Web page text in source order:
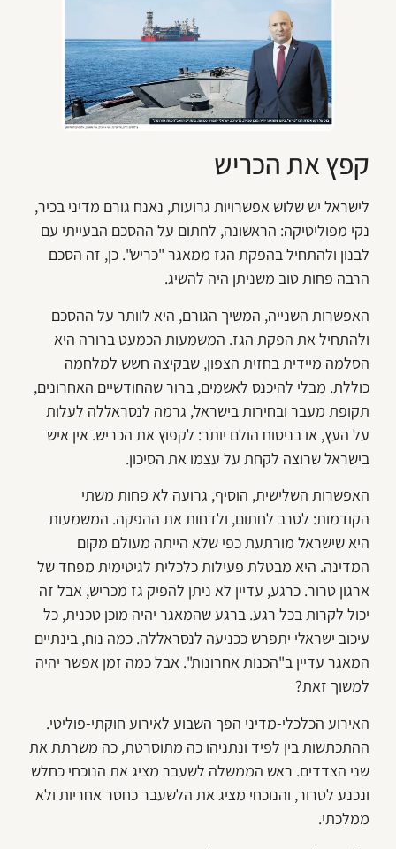
קפץ את הכריש
לישראל יש שלוש אפשרויות גרועות, נאנח גורם מדיני בכיר,
נקי מפוליטיקה: הראשונה, לחתום על ההסכם הבעייתי עם
לבנון ולהתחיל בהפקת הגז ממאגר "כריש". כן, זה הסכם
הרבה פחות טוב משניתן היה להשיג.
האפשרות השנייה, המשיך הגורם, היא לוותר על ההסכם
ולהתחיל את הפקת הגז. המשמעות הכמעט ברורה היא
הסלמה מיידית בחזית הצפון, שבקיצה חשש למלחמה
כוללת. מבלי להיכנס לאשמים, ברור שהחודשיים האחרונים,
תקופת מעבר ובחירות בישראל, גרמה לנסראללה לעלות
על העץ, או בניסוח הולם יותר: לקפוץ את הכריש. אין איש
בישראל שרוצה לקחת על עצמו את הסיכון.
האפשרות השלישית, הוסיף, גרועה לא פחות משתי
הקודמות: לסרב לחתום, ולדחות את ההפקה. המשמעות
היא שישראל מורתעת כפי שלא הייתה מעולם מקום
המדינה. היא מבטלת פעילות כלכלית לגיטימית מפחד של
ארגון טרור. כרגע, עדיין לא ניתן להפיק גז מכריש, אבל זה
יכול לקרות בכל רגע. ברגע שהמאגר יהיה מוכן טכנית, כל
עיכוב ישראלי יתפרש ככניעה לנסראללה. כמה נוח, בינתיים
המאגר עדיין ב"הכנות אחרונות". אבל כמה זמן אפשר יהיה
למשוך זאת?
האירוע הכלכלי-מדיני הפך השבוע לאירוע חוקתי-פוליטי.
ההתכתשות בין לפיד ונתניהו כה מתוסרטת, כה משרתת את
שני הצדדים. ראש הממשלה לשעבר מציג את הנוכחי כחלש
ונכנע לטרור, והנוכחי מציג את הלשעבר כחסר אחריות ולא
ממלכתי.